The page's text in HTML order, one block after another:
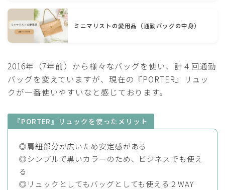
ミニマリストの愛用品（通勤バッグの中身）
2016年（7年前）から様々なバッグを使い、計４回通勤
バッグを変えていますが、現在の『PORTER』リュッ
クが一番使いやすいなと感じております。
『PORTER』リュックを使ったメリット
◎肩紐部分が広いため安定感がある
◎シンプルで黒いカラーのため、ビジネスでも使え
る
◎リュックとしてもバッグとしても使える２WAY